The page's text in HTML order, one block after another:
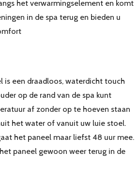
het verwarmingselement en komt
in de spa terug en bieden u
is een draadloos, waterdicht touch
op de rand van de spa kunt
af zonder op te hoeven staan
het water of vanuit uw luie stoel.
het paneel maar liefst 48 uur mee.
paneel gewoon weer terug in de